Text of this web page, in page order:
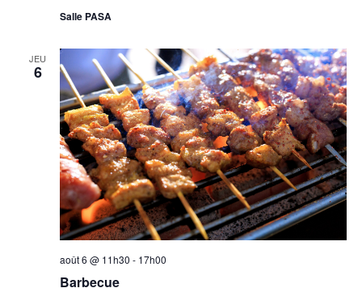
Salle PASA
JEU
6
Barbecue
août 6 @ 11h30 - 17h00